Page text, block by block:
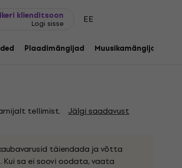
klienditsoon
Logi sisse EE
Plaadimängijad Muusikamängijad
Time (LP)
tellimist. Jälgi saadavust
täiendada ja võtta
Kui sa ei soovi oodata, vaata